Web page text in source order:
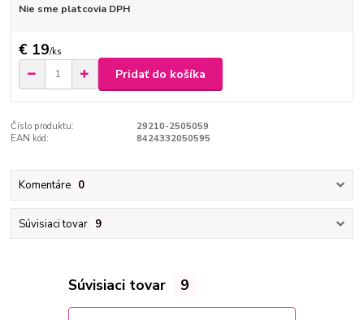
Nie sme platcovia DPH
€ 19/ks
Pridať do košíka
Číslo produktu:
29210-2505059
EAN kód:
8424332050595
Komentáre 0
Súvisiaci tovar 9
Súvisiaci tovar 9